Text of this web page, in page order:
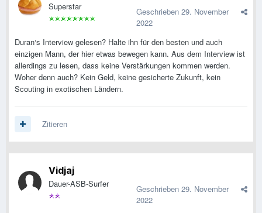
Superstar Geschrieben 29. November
2022
Duran‘s Interview gelesen? Halte ihn für den besten und auch
einzigen Mann, der hier etwas bewegen kann. Aus dem Interview ist
allerdings zu lesen, dass keine Verstärkungen kommen werden.
Woher denn auch? Kein Geld, keine gesicherte Zukunft, kein
Scouting in exotischen Ländern.
Zitieren
Vidjaj
Dauer-ASB-Surfer Geschrieben 29. November
2022